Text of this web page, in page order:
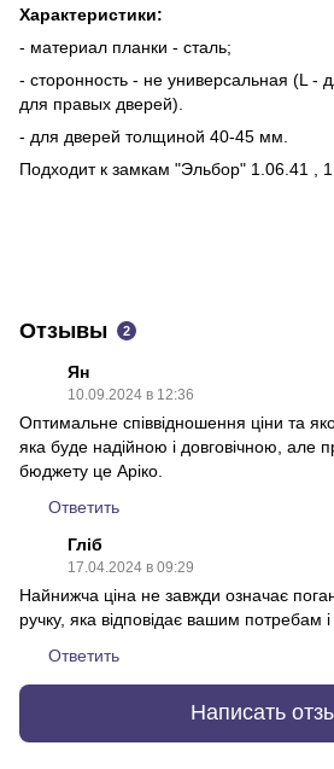
Характеристики:
- материал планки - сталь;
- сторонность - не универсальная (L -
для правых дверей).
- для дверей толщиной 40-45 мм.
Подходит к замкам "Эльбор" 1.06.41 ,
Отзывы 2
Ян
10.09.2024 в 12:36
Оптимальне співвідношення ціни та
яка буде надійною і довговічною, але
бюджету це Аріко.
Ответить
Гліб
17.04.2024 в 09:29
Найнижча ціна не завжди означає
ручку, яка відповідає вашим потребам
Ответить
Написать